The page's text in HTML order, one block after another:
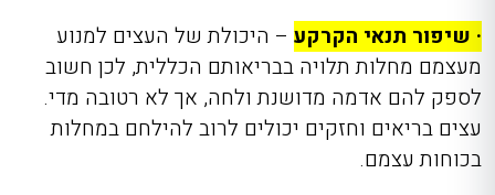
· שיפור תנאי הקרקע – היכולת של העצים למנוע
מעצמם מחלות תלויה בבריאותם הכללית, לכן חשוב
לספק להם אדמה מדושנת ולחה, אך לא רטובה מדי.
עצים בריאים וחזקים יכולים לרוב להילחם במחלות
בכוחות עצמם.